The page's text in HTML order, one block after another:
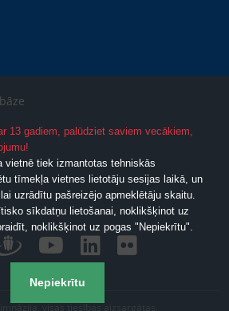
visas tiesības aizsargātas.
13 gadiem, palūdziet saviem vecākiem,
vietnē tiek izmantotas tehniskās
tīmekļa vietnes lietotāju sesijas laikā, un
uzrādītu pašreizējo apmeklētāju skaitu.
sīkdatņu lietošanai, noklikšķinot uz
noklikšķinot uz pogas "Nepiekrītu".
Nepiekrītu